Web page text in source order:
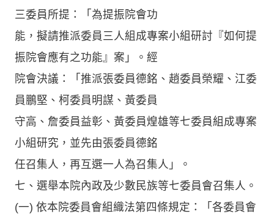
三委員所提：「為提振院會功
能，擬請推派委員三人組成專案小組研討『如何提
振院會應有之功能』案」。經
院會決議：「推派張委員德銘、趙委員榮耀、江委
員鵬堅、柯委員明謀、黃委員
守高、詹委員益彰、黃委員煌雄等七委員組成專案
小組研究，並先由張委員德銘
任召集人，再互選一人為召集人」。
七、選舉本院內政及少數民族等七委員會召集人。
(一) 依本院委員會組織法第四條規定：「各委員會